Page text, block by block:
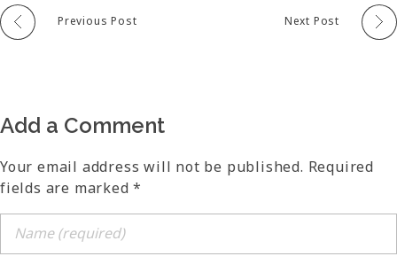
Previous Post Next Post
Add a Comment
Your email address will not be published. Required
fields are marked *